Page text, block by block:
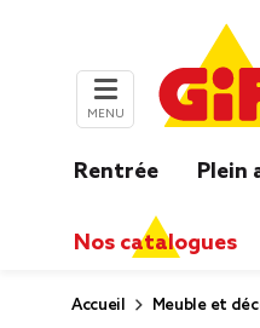
MENU
Rentrée Plein
Nos catalogues
Accueil Meuble et